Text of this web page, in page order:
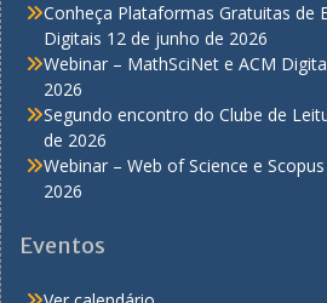
Conheça Plataformas Gratuitas de
Digitais 12 de junho de 2026
Webinar – MathSciNet e ACM
2026
Segundo encontro do Clube de
de 2026
Webinar – Web of Science e
2026
Eventos